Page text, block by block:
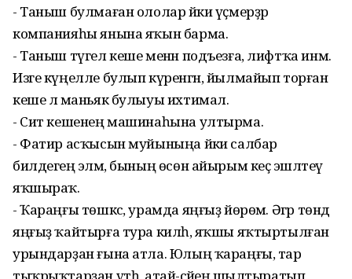
- Таныш булмаған ололар йәки үҫмерҙәр
компанияһы янына яҡын барма.
- Таныш түгел кеше менән подъезға, лифтҡа инмә.
Изге күңелле булып күренгән, йылмайып торған
кеше лә маньяк булыуы ихтимал.
- Сит кешенең машинаһына ултырма.
- Фатир асҡысын муйыныңа йәки салбар
билдегеңә элмә, бының өсөн айырым кеҫә эшләтеү
яҡшыраҡ.
- Ҡараңғы төшкәс, урамда яңғыҙ йөрөмә. Әгәр төндә
яңғыҙ ҡайтырға тура килһә, яҡшы яҡтыртылған
урындарҙан ғына атла. Юлың ҡараңғы, тар